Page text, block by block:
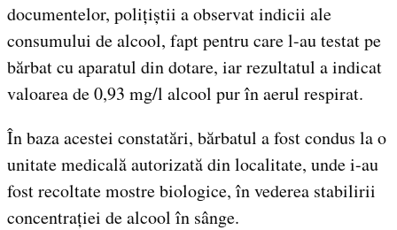
documentelor, polițiștii a observat indicii ale
consumului de alcool, fapt pentru care l-au testat pe
bărbat cu aparatul din dotare, iar rezultatul a indicat
valoarea de 0,93 mg/l alcool pur în aerul respirat.
În baza acestei constatări, bărbatul a fost condus la o
unitate medicală autorizată din localitate, unde i-au
fost recoltate mostre biologice, în vederea stabilirii
concentrației de alcool în sânge.